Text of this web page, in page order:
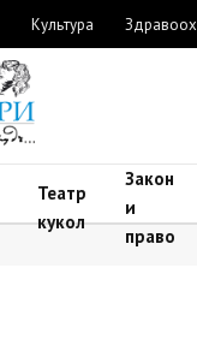
Культура
Театр
кукол
Закон
и
право